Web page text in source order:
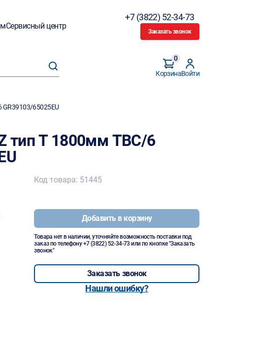
Сервисный центр
+7 (3822) 52-34-73
Заказать звонок
Корзина
0
Войти
GR39103/65025EU
тип T 1800мм TBC/6
Код товара: 51445
Добавить в корзину
Товара нет в наличии, уточняйте возможность поставки под
заказ по телефону+7 (3822) 52-34-73 или по кнопке "Заказать
звонок"
Заказать звонок
Нашли ошибку?